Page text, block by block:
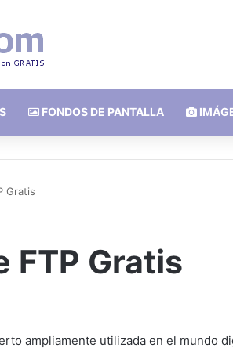
FONDOS DE PANTALLA
Gratis
FTP Gratis
ampliamente utilizada en el mundo